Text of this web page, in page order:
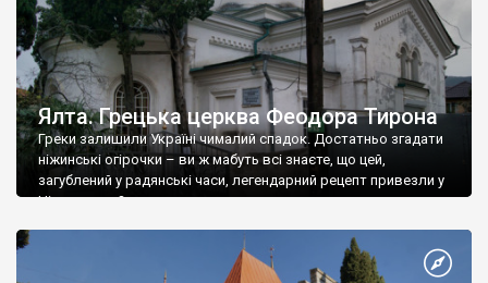
Ялта. Грецька церква Феодора Тирона
Греки залишили Україні чималий спадок. Достатньо згадати
ніжинські огірочки – ви ж мабуть всі знаєте, що цей,
загублений у радянські часи, легендарний рецепт привезли у
Ніжин греки?